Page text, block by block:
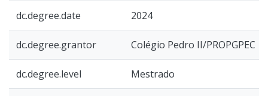
dc.degree.date 2024
dc.degree.grantor Colégio Pedro II/PROPGPEC
dc.degree.level Mestrado